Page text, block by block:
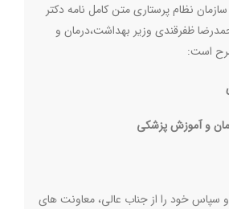
نظام پرستاری متن کامل نامه دکتر
ظفرقندی وزیر بهداشت،درمان و
است:
و آموزش پزشکی
سپاس خود را از جناب عالی، معاونت های